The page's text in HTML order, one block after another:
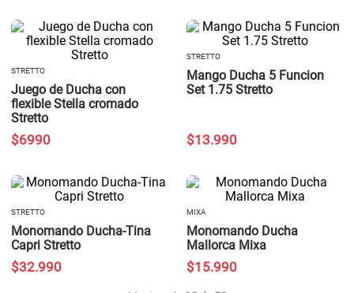
STRETTO
Juego de Ducha con
flexible Stella cromado
Stretto
$6990
STRETTO
Mango Ducha 5 Funcion
Set 1.75 Stretto
$13.990
STRETTO
Monomando Ducha-Tina
Capri Stretto
$32.990
MIXA
Monomando Ducha
Mallorca Mixa
$15.990